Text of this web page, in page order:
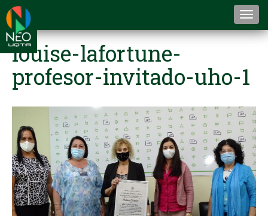
louise-lafortune-
profesor-invitado-uho-1